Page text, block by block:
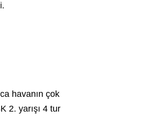
havanın çok
2. yarışı 4 tur